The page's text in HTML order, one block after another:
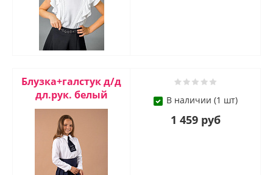
Блузкa+галстук д/д
дл.рук. белый
В наличии (1 шт)
1 459 руб